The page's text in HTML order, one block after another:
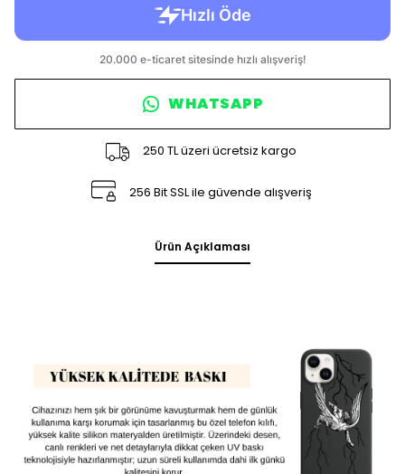
WHATSAPP
250 TL üzeri ücretsiz kargo
256 Bit SSL ile güvende alışveriş
Ürün Açıklaması